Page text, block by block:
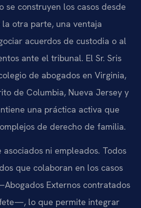
se construyen los casos desde
otra parte, una ventaja
acuerdos de custodia o al
ante el tribunal. El Sr. Sris
de abogados en Virginia,
de Columbia, Nueva Jersey y
una práctica activa que
de derecho de familia.
ni empleados. Todos
que colaboran en los casos
Externos contratados
lo que permite integrar